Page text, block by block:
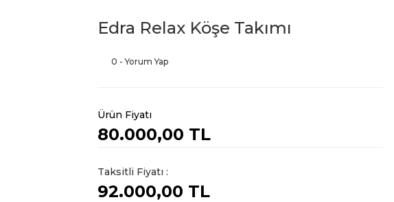
Edra Relax Köşe Takımı
0 - Yorum Yap
Ürün Fiyatı
80.000,00 TL
Taksitli Fiyatı :
92.000,00 TL